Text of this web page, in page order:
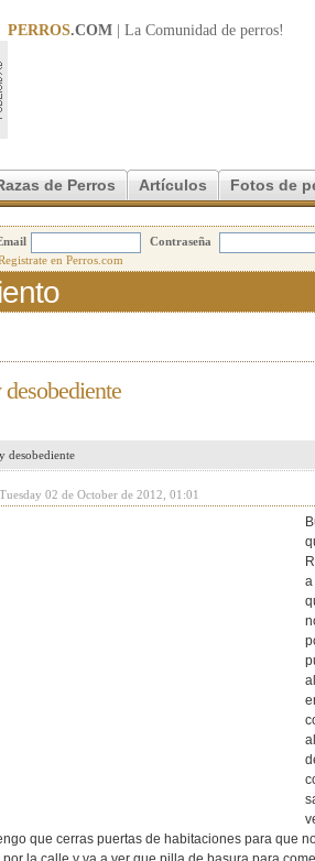
PERROS.COM | La Comunidad de perros!
de Perros Artículos Fotos de
Contraseña
desobediente
02 de October de 2012, 01:01
a
que cerras puertas de habitaciones para que